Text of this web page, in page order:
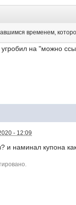
временем,
на "можно
- 12:09
и наминал купона